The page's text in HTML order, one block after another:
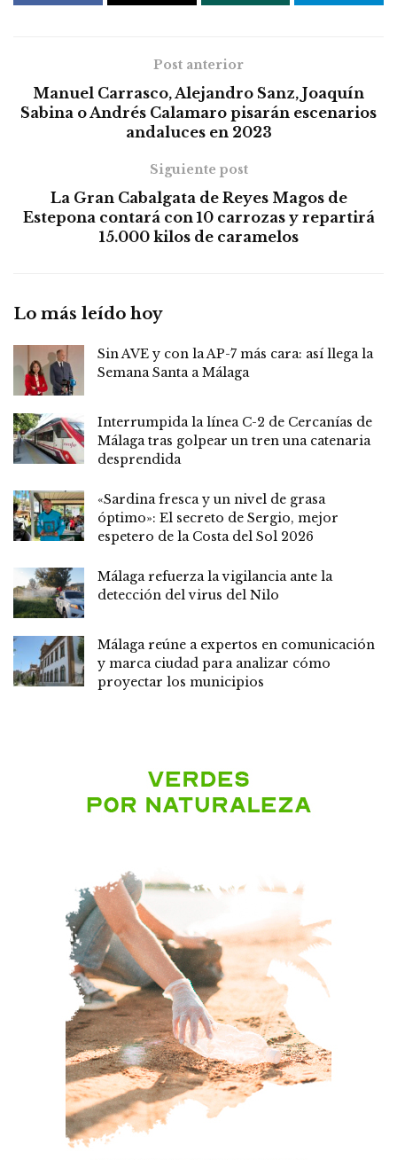
Post anterior
Manuel Carrasco, Alejandro Sanz, Joaquín
Sabina o Andrés Calamaro pisarán escenarios
andaluces en 2023
Siguiente post
La Gran Cabalgata de Reyes Magos de
Estepona contará con 10 carrozas y repartirá
15.000 kilos de caramelos
Lo más leído hoy
Sin AVE y con la AP-7 más cara: así llega la
Semana Santa a Málaga
Interrumpida la línea C-2 de Cercanías de
Málaga tras golpear un tren una catenaria
desprendida
«Sardina fresca y un nivel de grasa
óptimo»: El secreto de Sergio, mejor
espetero de la Costa del Sol 2026
Málaga refuerza la vigilancia ante la
detección del virus del Nilo
Málaga reúne a expertos en comunicación
y marca ciudad para analizar cómo
proyectar los municipios